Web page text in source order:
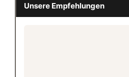
Unsere Empfehlungen